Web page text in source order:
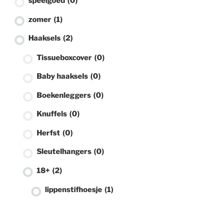
zomer (1)
Haaksels (2)
Tissueboxcover (0)
Baby haaksels (0)
Boekenleggers (0)
Knuffels (0)
Herfst (0)
Sleutelhangers (0)
18+ (2)
lippenstifhoesje (1)